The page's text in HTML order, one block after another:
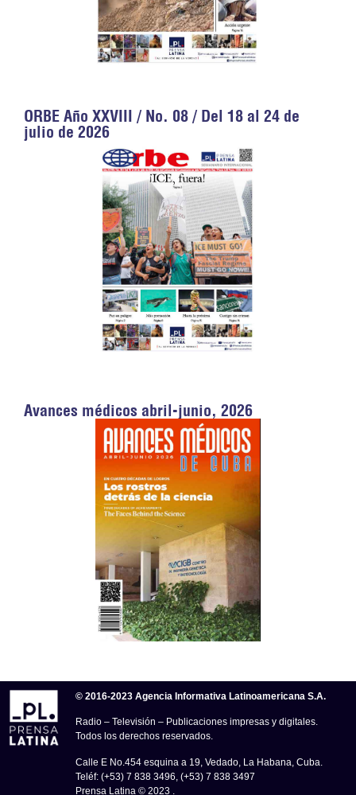
ORBE Año XXVIII / No. 08 / Del 18 al 24 de
julio de 2026
Avances médicos abril-junio, 2026
© 2016-2023 Agencia Informativa Latinoamericana S.A.
Radio – Televisión – Publicaciones impresas y digitales.
Todos los derechos reservados.
Calle E No.454 esquina a 19, Vedado, La Habana, Cuba.
Teléf: (+53) 7 838 3496, (+53) 7 838 3497
Prensa Latina © 2023 .